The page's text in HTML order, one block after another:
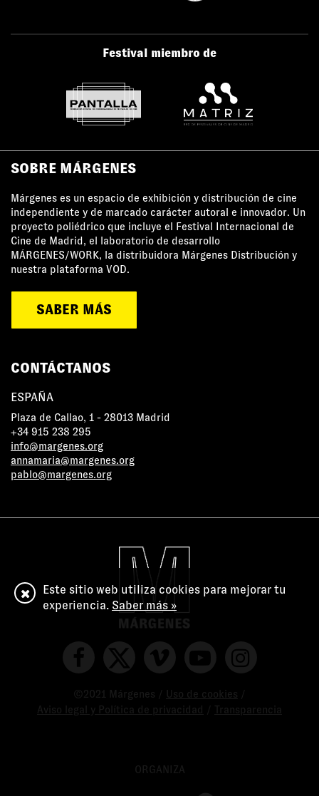
Festival miembro de
SOBRE MÁRGENES
Márgenes es un espacio de exhibición y distribución de cine
independiente y de marcado carácter autoral e innovador. Un
proyecto poliédrico que incluye el Festival Internacional de
Cine de Madrid, el laboratorio de desarrollo
MÁRGENES/WORK, la distribuidora Márgenes Distribución y
nuestra plataforma VOD.
SABER MÁS
CONTÁCTANOS
ESPAÑA
Plaza de Callao, 1 - 28013 Madrid
+34 915 238 295
info@margenes.org
annamaria@margenes.org
pablo@margenes.org
©2021 Márgenes / Uso de cookies
Aviso legal y Política de privacidad
Transparencia
ORGANIZA
Este sitio web utiliza cookies para mejorar tu
experiencia. Saber más »